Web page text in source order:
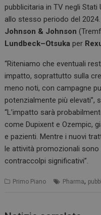
pubblicitaria in TV negli Stati
allo stesso periodo del
Johnson & Johnson
Lundbeck–Otsuka per
“Riteniamo che eventuali
impatto, soprattutto sulla
meno noti, con campagne
potenzialmente più elevati”,
“L’impatto sarà
come Dupixent e Ozempic,
e pazienti. Mentre i nuovi
le attività promozionali
contraccolpi significativi”.
Primo Piano Pharma,